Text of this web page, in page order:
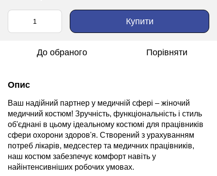
Купити
До обраного Порівняти
Опис
Ваш надійний партнер у медичній сфері – жіночий
медичний костюм! Зручність, функціональність і стиль
об'єднані в цьому ідеальному костюмі для працівників
сфери охорони здоров'я. Створений з урахуванням
потреб лікарів, медсестер та медичних працівників,
наш костюм забезпечує комфорт навіть у
найінтенсивніших робочих умовах.